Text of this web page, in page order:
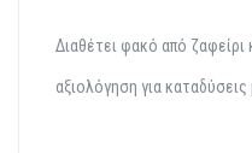
Διαθέτει φακό από ζαφείρι
αξιολόγηση για καταδύσεις